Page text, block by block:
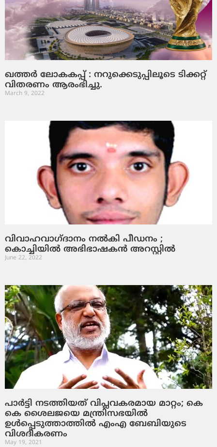
ഖത്തര്‍ ലോകകപ്പ് : നറുക്കെടുപ്പിലൂടെ ടിക്കറ്റ്
വിതരണം ആരംഭിച്ചു.
March 9, 2022
വിവാഹവാഗ്ദാനം നല്‍കി പീഡനം ;
കൊച്ചിയില്‍ അഭിഭാഷകന്‍ അറസ്റ്റില്‍
June 22, 2022
പാര്‍ട്ടി നടത്തിയത് വിപ്ലവകരമായ മാറ്റം; കെ
കെ ശൈലജയെ മന്ത്രിസഭയില്‍
ഉള്‍പ്പെടുത്താത്തില്‍ എംഎ ബേബിയുടെ
വിശദീകരണം
May 19, 2021